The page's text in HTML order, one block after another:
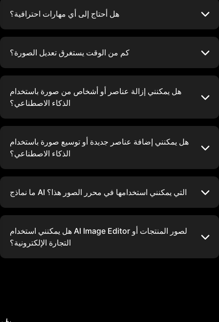
هل أحتاج إلى أي مهارات احترافية؟
كم من الوقت يستغرق تعديل الصورة؟
هل يمكنني إزالة عناصر أو أشخاص من صورة باستخدام
الذكاء الاصطناعي؟
هل يمكنني إضافة عناصر جديدة أو توسيع صورة باستخدام
الذكاء الاصطناعي؟
ما نماذج AI التي يمكنني استخدامها في محرر الصور هذا؟
هل يمكنني استخدام AI Image Editor لصور المنتجات أو
التجارة الإلكترونية؟